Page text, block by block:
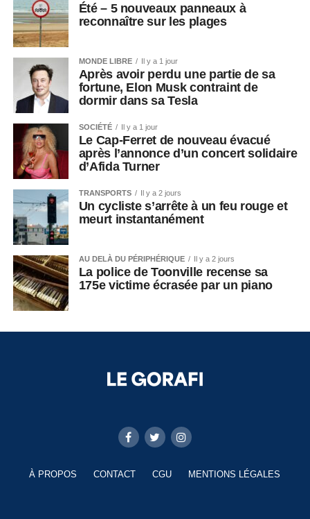
Été – 5 nouveaux panneaux à
reconnaître sur les plages
MONDE LIBRE Il y a 1 jour
Après avoir perdu une partie de sa
fortune, Elon Musk contraint de
dormir dans sa Tesla
SOCIÉTÉ Il y a 1 jour
Le Cap-Ferret de nouveau évacué
après l’annonce d’un concert solidaire
d’Afida Turner
TRANSPORTS Il y a 2 jours
Un cycliste s’arrête à un feu rouge et
meurt instantanément
AU DELÀ DU PÉRIPHÉRIQUE Il y a 2 jours
La police de Toonville recense sa
175e victime écrasée par un piano
À PROPOS CONTACT CGU MENTIONS LÉGALES